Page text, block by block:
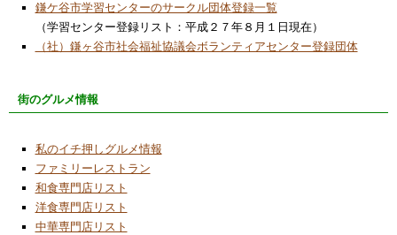
鎌ケ谷市学習センターのサークル団体登録一覧
（学習センター登録リスト：平成２７年８月１日現在）
（社）鎌ヶ谷市社会福祉協議会ボランティアセンター登録団体
街のグルメ情報
私のイチ押しグルメ情報
ファミリーレストラン
和食専門店リスト
洋食専門店リスト
中華専門店リスト